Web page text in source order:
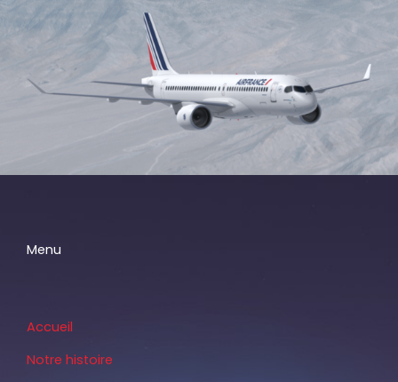
Menu
Accueil
Notre histoire